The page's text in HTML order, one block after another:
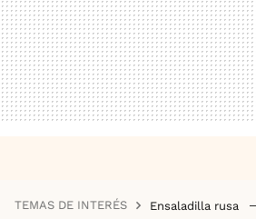
TEMAS DE INTERÉS Ensaladilla rusa